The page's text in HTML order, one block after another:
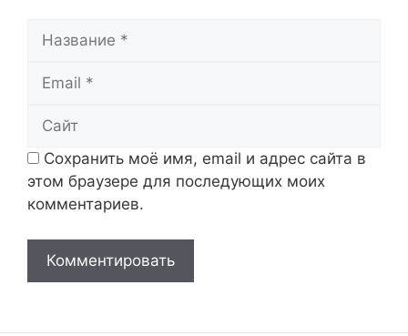
Название
Email
Сайт
Сохранить моё имя, email и адрес сайта в
этом браузере для последующих моих
комментариев.